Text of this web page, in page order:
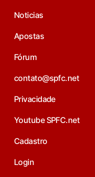
Noticias
Apostas
Fórum
contato@spfc.net
Privacidade
Youtube SPFC.net
Cadastro
Login